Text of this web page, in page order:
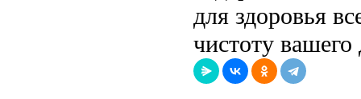
для здоровья
чистоту вашего